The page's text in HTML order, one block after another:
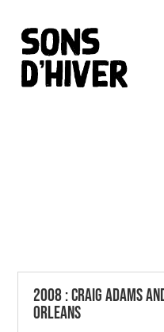
2008 : CRAIG ADAMS
ORLEANS